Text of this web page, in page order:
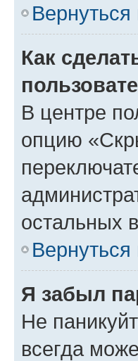
Вернуться
Как
В центре
опцию
остальных
Вернуться
Я забыл
Не
всегда